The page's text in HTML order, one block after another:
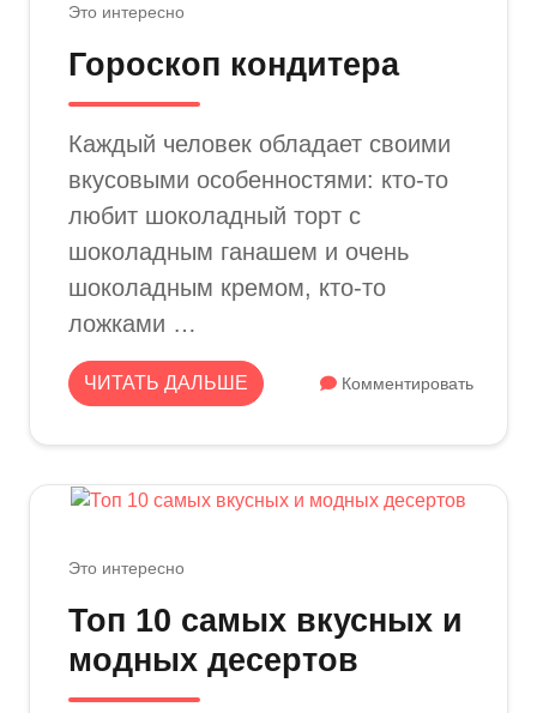
Это интересно
Гороскоп кондитера
Каждый человек обладает своими
вкусовыми особенностями: кто-то
любит шоколадный торт с
шоколадным ганашем и очень
шоколадным кремом, кто-то
ложками …
ЧИТАТЬ ДАЛЬШЕ Комментировать
Это интересно
Топ 10 самых вкусных и
модных десертов